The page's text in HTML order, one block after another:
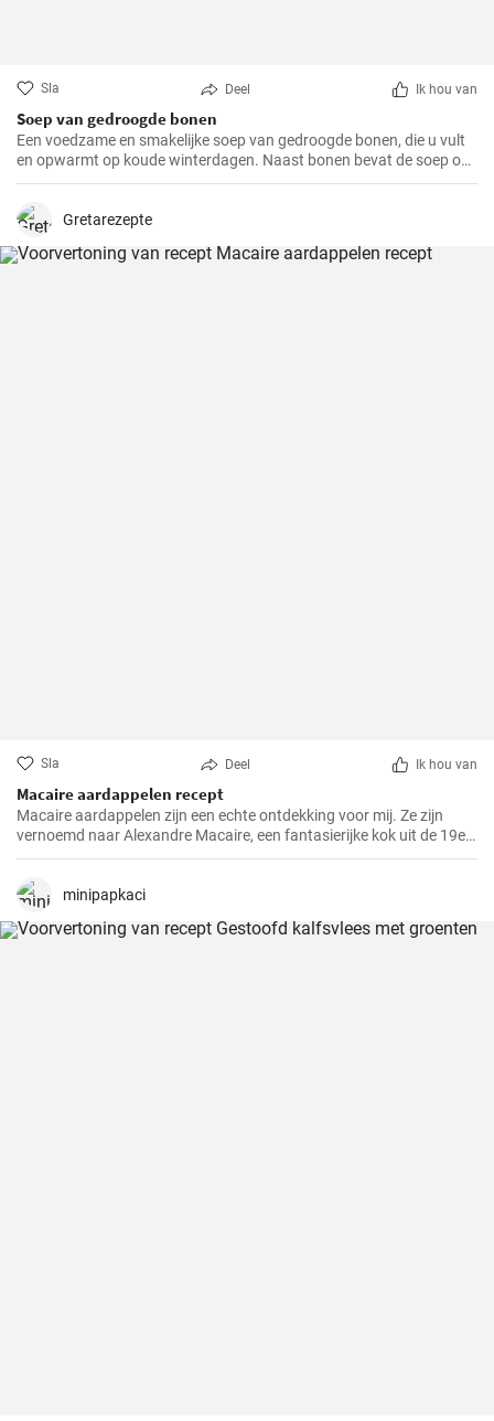
Sla Deel Ik hou van
Soep van gedroogde bonen
Een voedzame en smakelijke soep van gedroogde bonen, die u vult
en opwarmt op koude winterdagen. Naast bonen bevat de soep ook
aardappelen, wortelen en uien, die het een rijke smaak en geur
Gretarezepte
Sla Deel Ik hou van
Macaire aardappelen recept
Macaire aardappelen zijn een echte ontdekking voor mij. Ze zijn
vernoemd naar Alexandre Macaire, een fantasierijke kok uit de 19e
eeuw. Dit heerlijke aardappelgerecht is eigenlijk heel eenvoudig en er
gerecht om in het weekend met mijn gezin te koken, wanneer we
genieten. Met een beetje oefening heb je in een mum van tijd een
minipapkaci